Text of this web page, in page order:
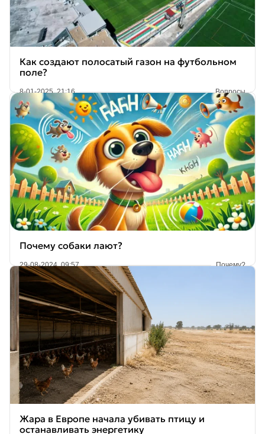
Как создают полосатый газон на футбольном
поле?
8-01-2025, 21:16 Вопросы
Почему собаки лают?
29-08-2024, 09:57 Почему?
Жара в Европе начала убивать птицу и
останавливать энергетику